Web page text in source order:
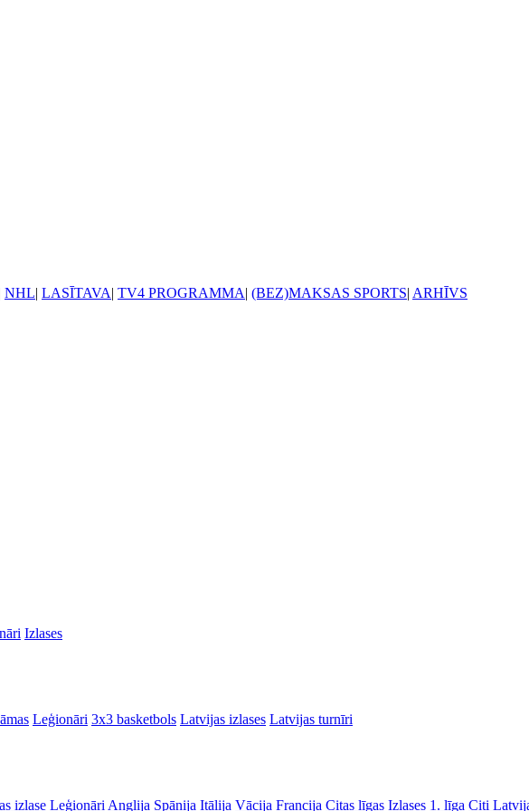
NHL| LASĪTAVA| TV4 PROGRAMMA| (BEZ)MAKSAS SPORTS| ARHĪVS
Izlases
Leģionāri 3x3 basketbols Latvijas izlases Latvijas turnīri
izlase Leģionāri Anglija Spānija Itālija Vācija Francija Citas līgas Izlases 1. līga Citi